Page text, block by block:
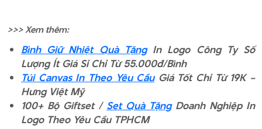
>>> Xem thêm:
Bình Giữ Nhiệt Quà TặngIn Logo Công Ty Số
Lượng Ít Giá Sỉ Chỉ Từ 55.000đ/Bình
Túi Canvas In Theo Yêu CầuGiá Tốt Chỉ Từ 19K –
Hưng Việt Mỹ
100+ Bộ Giftset / Set Quà TặngDoanh Nghiệp In
Logo Theo Yêu Cầu TPHCM